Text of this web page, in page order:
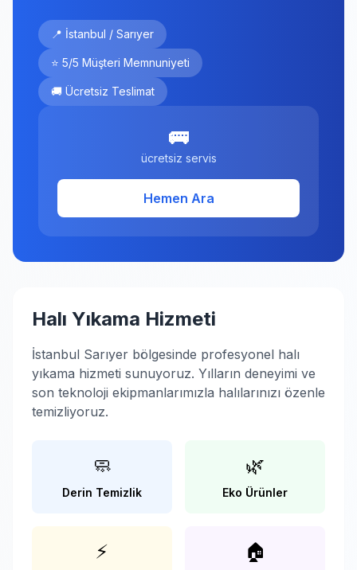
📍 İstanbul / Sarıyer
⭐ 5/5 Müşteri Memnuniyeti
🚚 Ücretsiz Teslimat
🚌
ücretsiz servis
Hemen Ara
Halı Yıkama Hizmeti
İstanbul Sarıyer bölgesinde profesyonel halı
yıkama hizmeti sunuyoruz. Yılların deneyimi ve
son teknoloji ekipmanlarımızla halılarınızı özenle
temizliyoruz.
🧼
Derin Temizlik
🌿
Eko Ürünler
⚡ 🏠